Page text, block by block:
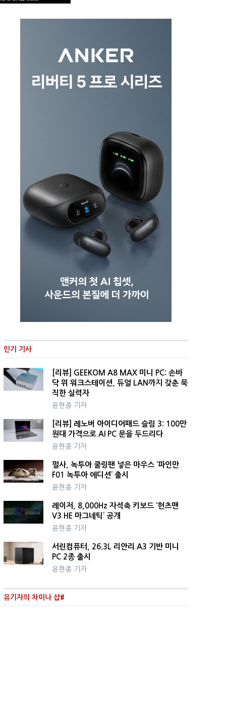
인기 기사
[리뷰] GEEKOM A8 MAX 미니 PC: 손바
닥 위 워크스테이션, 듀얼 LAN까지 갖춘 묵
직한 실력자
윤현종 기자
[리뷰] 레노버 아이디어패드 슬림 3: 100만
원대 가격으로 AI PC 문을 두드리다
윤현종 기자
펄사, 녹투아 쿨링팬 넣은 마우스 ‘파인만
F01 녹투아 에디션’ 출시
윤현종 기자
레이저, 8,000Hz 자석축 키보드 ‘헌츠맨
V3 HE 마그네틱’ 공개
윤현종 기자
서린컴퓨터, 26.3L 리안리 A3 기반 미니
PC 2종 출시
윤현종 기자
유기자의 차이나 샵#